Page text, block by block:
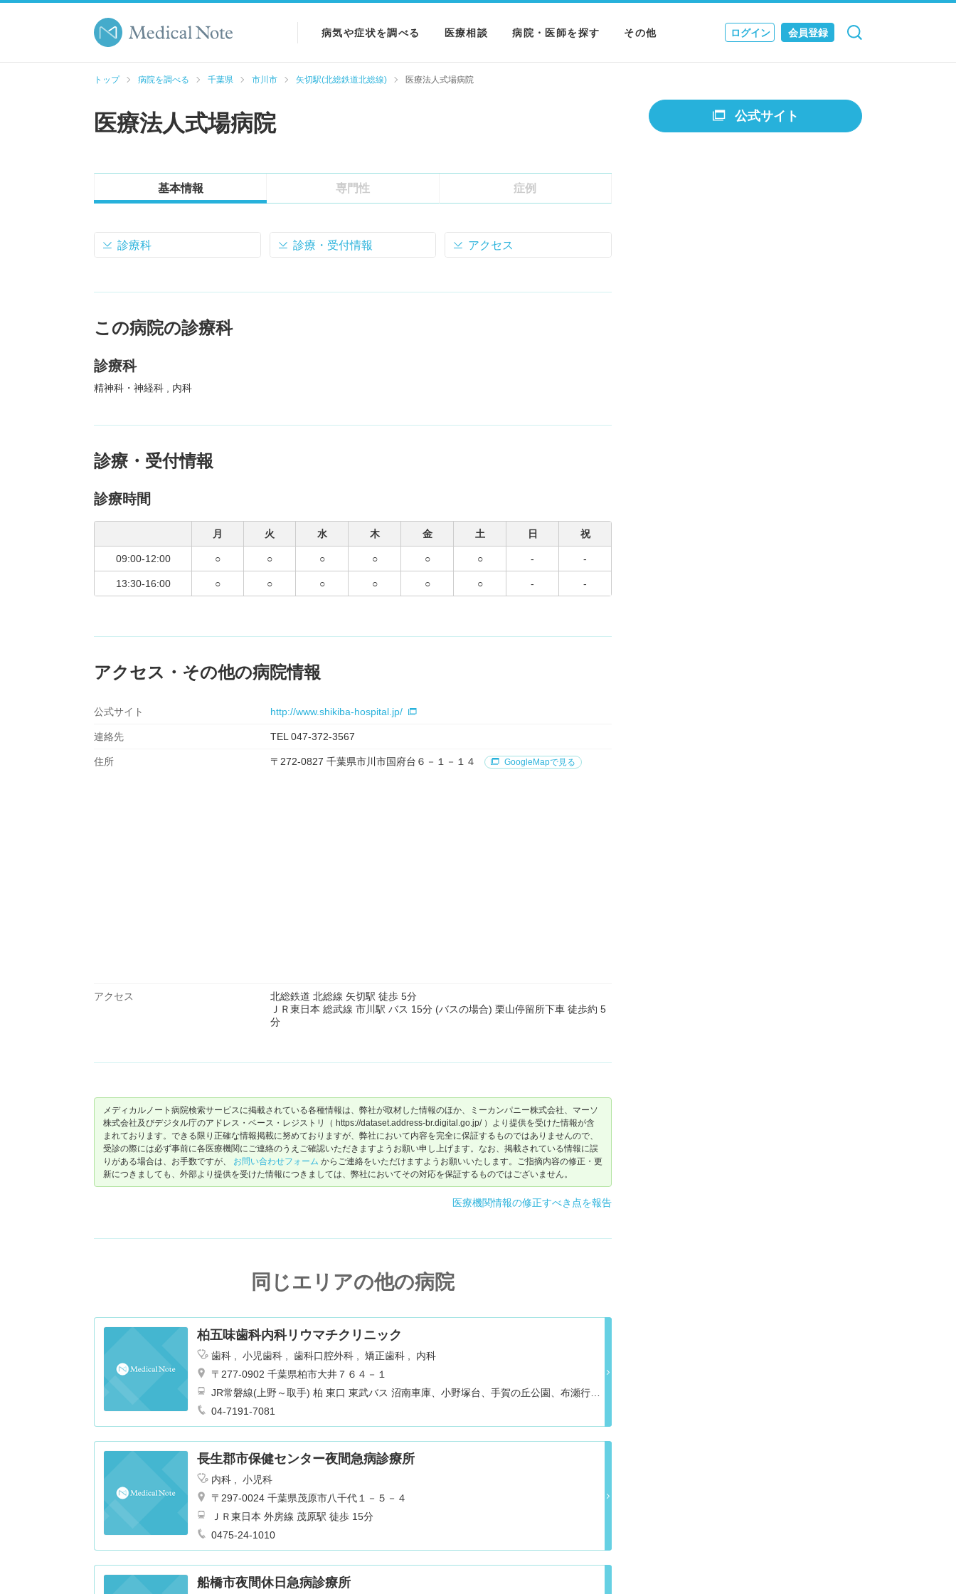
病気や症状を調べる 医療相談 病院・医師を探す その他
NEWS & JOURNAL
ログイン 会員登録
検索 キャンセル
トップ 病院を調べる 千葉県 市川市 矢切駅(北総鉄道北総線) 医療法人式場病院
医療法人式場病院
基本情報 専門性 症例
診療科 診療・受付情報 アクセス
この病院の診療科
診療科
精神科・神経科 内科
診療・受付情報
診療時間
月 火 水 木 金 土 日 祝
09:00-12:00 ○ ○ ○ ○ ○ ○ - -
13:30-16:00 ○ ○ ○ ○ ○ ○ - -
アクセス・その他の病院情報
公式サイト http://www.shikiba-hospital.jp/
連絡先 TEL 047-372-3567
住所 〒272-0827 千葉県市川市国府台６－１－１４ GoogleMapで見る
アクセス
北総鉄道 北総線 矢切駅 徒歩 5分
ＪＲ東日本 総武線 市川駅 バス 15分 (バスの場合) 栗山停留所下車 徒歩約 5
分
メディカルノート病院検索サービスに掲載されている各種情報は、弊社が取材した情報のほか、ミーカンパニー株式会社、マーソ
株式会社及びデジタル庁のアドレス・ベース・レジストリ（ https://dataset.address-br.digital.go.jp/ ）より提供を受けた情報が含
まれております。できる限り正確な情報掲載に努めておりますが、弊社において内容を完全に保証するものではありませんので、
受診の際には必ず事前に各医療機関にご連絡のうえご確認いただきますようお願い申し上げます。なお、掲載されている情報に誤
りがある場合は、お手数ですが、 お問い合わせフォーム からご連絡をいただけますようお願いいたします。ご指摘内容の修正・更
新につきましても、外部より提供を受けた情報につきましては、弊社においてその対応を保証するものではございません。
医療機関情報の修正すべき点を報告
同じエリアの他の病院
柏五味歯科内科リウマチクリニック
歯科 小児歯科 歯科口腔外科 矯正歯科
内科
〒277-0902 千葉県柏市大井７６４－１
JR常磐線(上野～取手) 柏 東口 東武バス 沼南車庫、小野塚台、手賀の丘公園、布瀬行き
大井下車 徒歩1分 バス15分
04-7191-7081
長生郡市保健センター夜間急病診療所
内科
小児科
〒297-0024 千葉県茂原市八千代１－５－４
ＪＲ東日本 外房線 茂原駅 徒歩 15分
0475-24-1010
船橋市夜間休日急病診療所
公式サイト